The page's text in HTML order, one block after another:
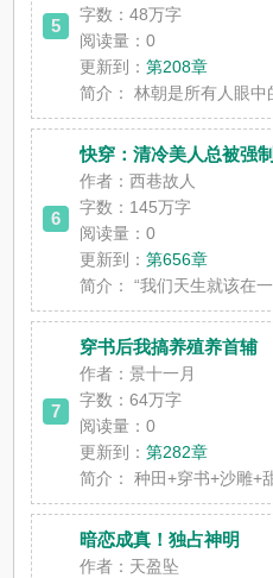
5
字数：48万字
阅读量：0
更新到：第208章
简介：
林朝是所有人眼
6
快穿：清冷美人总被强
作者：西巷故人
字数：145万字
阅读量：0
更新到：第656章
简介：
“我们天生就该在
7
穿书后我搞养殖养首辅
作者：景十一月
字数：64万字
阅读量：0
更新到：第282章
简介：
种田+穿书+沙雕
暗恋成真！独占神明
作者：天盈坠